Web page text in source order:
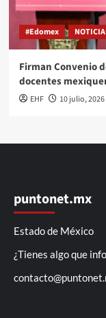
#Edomex
Firman Convenio
docentes
EHF 10 julio, 2026
puntonet.mx
Estado de México
¿Tienes algo que